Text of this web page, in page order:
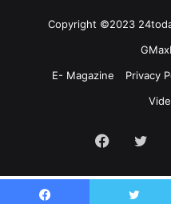
Copyright ©2023
E- Magazine
Privacy